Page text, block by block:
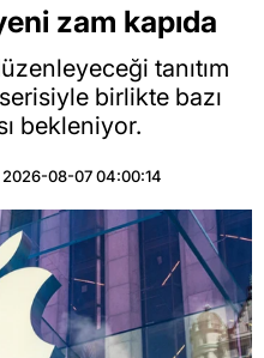
zam kapıda
tanıtım
birlikte bazı
bekleniyor.
2026-08-07 04:00:14